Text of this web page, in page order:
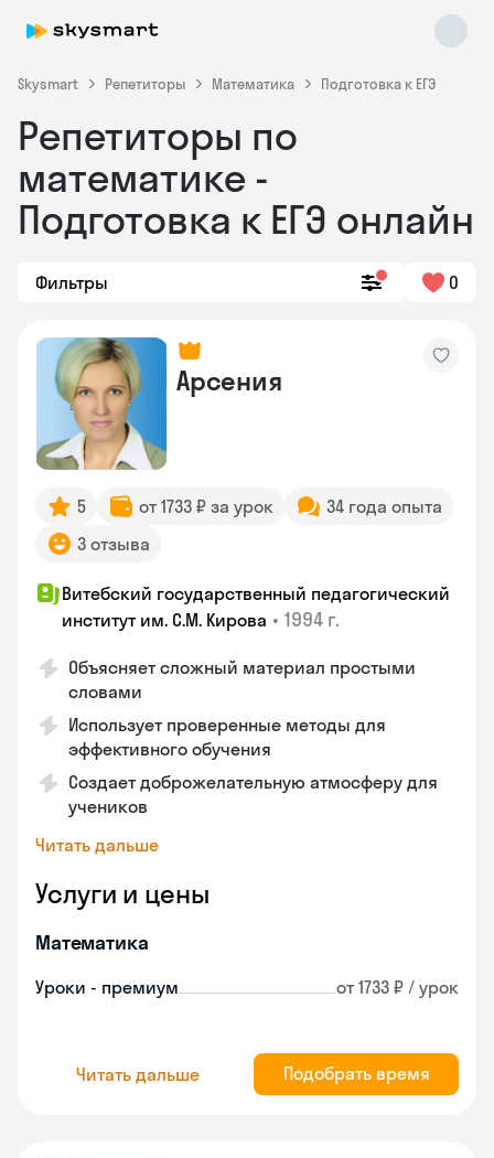
Skysmart Репетиторы Математика Подготовка к ЕГЭ
Репетиторы по
математике -
Подготовка к ЕГЭ онлайн
Фильтры 0
Арсения
5 от 1733 ₽ за урок
34 года опыта
3 отзыва
Витебский государственный педагогический
институт им. С.М. Кирова • 1994 г.
Объясняет сложный материал простыми
словами
Использует проверенные методы для
эффективного обучения
Создает доброжелательную атмосферу для
учеников
Читать дальше
Услуги и цены
Математика
Уроки - премиум от 1733 ₽ / урок
Читать дальше Подобрать время
Skysmart Chat